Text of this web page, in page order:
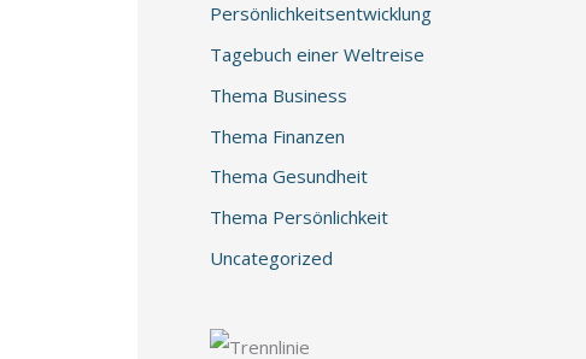
Persönlichkeitsentwicklung
Tagebuch einer Weltreise
Thema Business
Thema Finanzen
Thema Gesundheit
Thema Persönlichkeit
Uncategorized